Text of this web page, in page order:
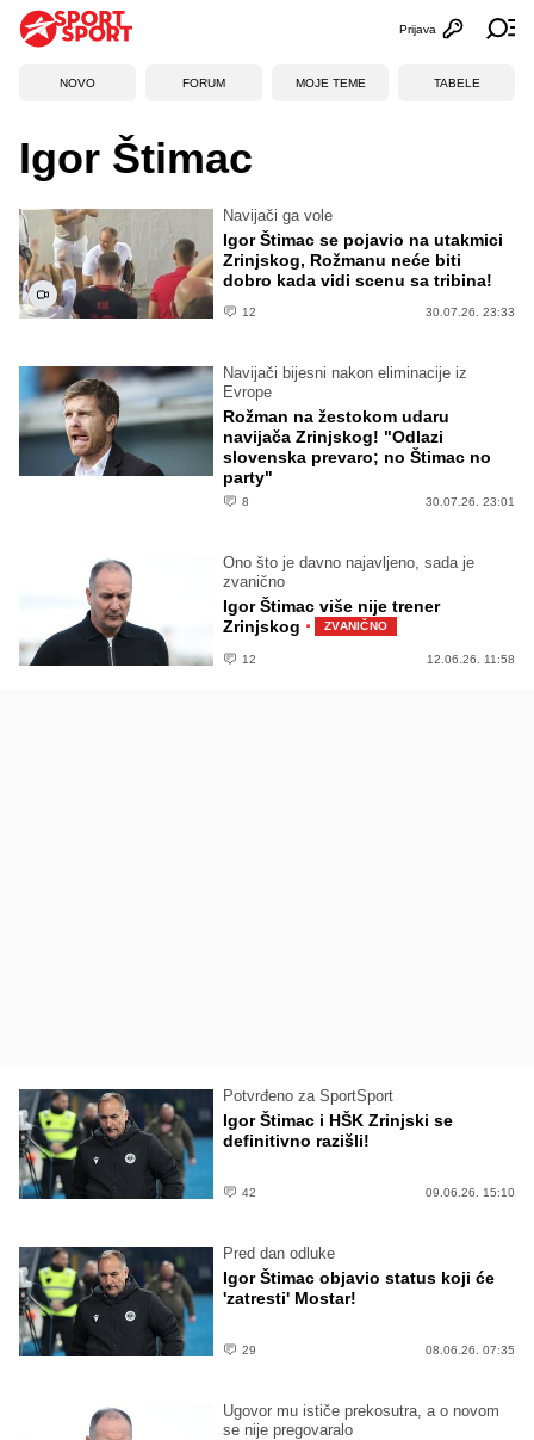
Otvori
Prijava
NOVO FORUM MOJE TEME TABELE
Igor Štimac
Navijači ga vole
Igor Štimac se pojavio na utakmici
Zrinjskog, Rožmanu neće biti
dobro kada vidi scenu sa tribina!
12 30.07.26. 23:33
Navijači bijesni nakon eliminacije iz
Evrope
Rožman na žestokom udaru
navijača Zrinjskog! "Odlazi
slovenska prevaro; no Štimac no
party"
8 30.07.26. 23:01
Ono što je davno najavljeno, sada je
zvanično
Igor Štimac više nije trener
Zrinjskog · ZVANIČNO
12 12.06.26. 11:58
Potvrđeno za SportSport
Igor Štimac i HŠK Zrinjski se
definitivno razišli!
42 09.06.26. 15:10
Pred dan odluke
Igor Štimac objavio status koji će
'zatresti' Mostar!
29 08.06.26. 07:35
Ugovor mu ističe prekosutra, a o novom
se nije pregovaralo